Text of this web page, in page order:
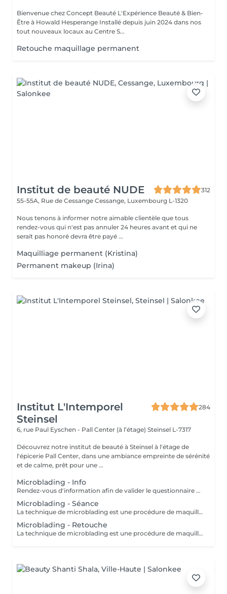
Bienvenue chez Concept Beauté L'Expérience Beauté & Bien-
Être à Howald Hesperange Installé depuis juin 2024 dans nos
tout nouveaux locaux au Centre S...
Retouche maquillage permanent
Institut de beauté NUDE
312
55-55A, Rue de Cessange Cessange, Luxembourg L-1320
Nous tenons à informer notre aimable clientèle que tous
rendez-vous qui n'est pas annuler 24 heures avant et qui ne
serait pas honoré devra être payé ...
Maquilliage permanent (Kristina)
Permanent makeup (Irina)
Institut L'Intemporel
Steinsel
284
6, rue Paul Eyschen - Pall Center (à l’étage) Steinsel L-7317
Découvrez notre institut de beauté à Steinsel à l'étage de
l'épicerie Pall Center, dans une ambiance empreinte de sérénité
et de calme, prêt pour une ...
Microblading - Info
Rendez-vous d'information afin de valider le questionnaire médical et les contre-indications, validation de la couleur et de la forme des sourcils, réponses aux éventuelles interrogations. L'acompte sera restitué entièrement lors de votre venue, si vous n'annulez pas il sera conservé.
Microblading - Séance
La technique de microblading est une procédure de maquillage semi permanent réalisé entièrement à la main à l'aide d'un "stylo" muni de micro-aiguilles. La praticienne dessine poil à poil l'ensemble du sourcil afin de redonner au regard toute son intensité et sa ligne naturelle. Cette technique permet de redessiner entièrement un sourcil soit de combler les éventuels trous. Un résultat des plus naturel grâce à la finesse de la lame et donc au dessin de chaque poil. Effet trompe l'il garanti! POSSIBILITES DE RDV A STEINFORT OU OBERPALLEN
Microblading - Retouche
La technique de microblading est une procédure de maquillage semi-permanent réalisé entièrement à la main à l'aide d'un "stylo" muni de micro-aiguilles. La praticienne dessine poil à poil l'ensemble du sourcil afin de redonner au regard toute son intensité et sa ligne naturelle. Cette technique permet de redessiner entièrement un sourcil soit de combler les éventuels trous. Un résultat des plus naturel grâce à la finesse de la lame et donc au dessin de chaque poil. Effet trompe l'oeil garanti!